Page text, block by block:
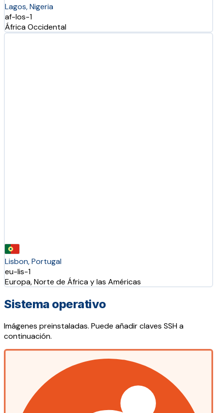
Lagos, Nigeria
af-los-1
África Occidental
Lisbon, Portugal
eu-lis-1
Europa, Norte de África y las Américas
Sistema operativo
Imágenes preinstaladas. Puede añadir claves SSH a
continuación.